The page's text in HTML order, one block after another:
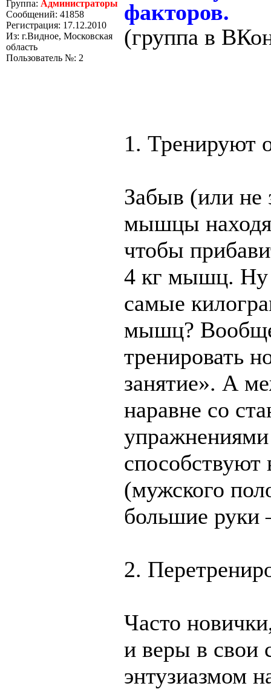
Группа: Администраторы
Сообщений: 41858
Регистрация: 17.12.2010
Из: г.Видное, Московская
область
Пользователь №: 2
факторов.
(группа в
1. Тренируют
Забыв (или не
мышцы
чтобы
4 кг мышц. Ну
самые
мышц?
тренировать
занятие». А
наравне со
способствуют
(мужского
большие руки
2.
Часто
и веры в свои
энтузиазмом